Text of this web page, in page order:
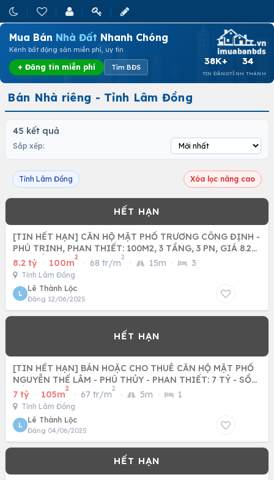
Mua Bán Nhà Đất Nhanh Chóng
Kênh bất động sản miễn phí, uy tín
+ Đăng tin miễn phí Tìm BĐS
38K+
TIN ĐĂNG
34
TỈNH THÀNH
Bán Nhà riêng - Tỉnh Lâm Đồng
45 kết quả
Sắp xếp:
Tỉnh Lâm Đồng Xóa lọc nâng cao
[TIN HẾT HẠN] CĂN HỘ MẶT PHỐ TRƯƠNG CÔNG ĐỊNH -
PHÚ TRINH, PHAN THIẾT: 100M2, 3 TẦNG, 3 PN, GIÁ 8.2
TỶ - SỔ HỒNG
8.2 tỷ · 100m
2
· 68 tr/m
2
· 15m · 3
Tỉnh Lâm Đồng
L
Lê Thành Lộc
Đăng 12/06/2025
[TIN HẾT HẠN] BÁN HOẶC CHO THUÊ CĂN HỘ MẶT PHỐ
NGUYỄN THẾ LÂM - PHÚ THỦY - PHAN THIẾT: 7 TỶ - SỔ
HỒNG CHÍNH CHỦ -
7 tỷ · 105m
2
· 67 tr/m
2
· 5m · 1
Tỉnh Lâm Đồng
L
Lê Thành Lộc
Đăng 04/06/2025